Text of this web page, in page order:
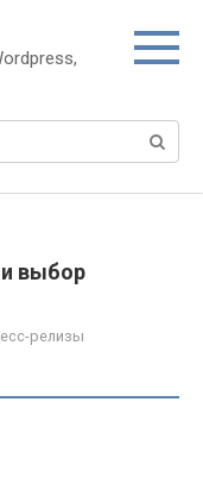
выбор
релизы